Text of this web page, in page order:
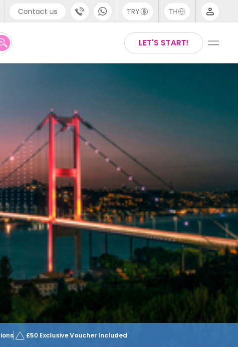
Contact us
+44 (0) 20 3871 8666
TRY TH
LET'S START!
£50 Exclusive Voucher Included